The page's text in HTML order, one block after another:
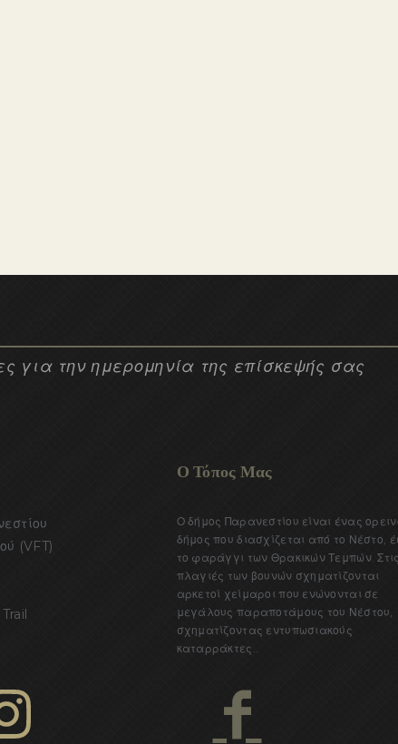
για την ημερομηνία της επίσκεψής σας
(VFT)
Ο Τόπος Μας
Ο δήμος Παρανεστίου είναι ένας
δήμος που διασχίζεται από το Νέστο,
το φαράγγι των Θρακικών Τεμπών. Στις
πλαγιές των βουνών σχηματίζονται
αρκετοί χείμαροι που ενώνονται σε
μεγάλους παραποτάμους του Νέστου,
σχηματίζοντας εντυπωσιακούς
καταρράκτες..